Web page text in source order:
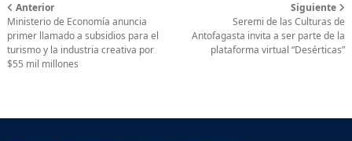
Anterior
Ministerio de Economía anuncia
primer llamado a subsidios para el
turismo y la industria creativa por
$55 mil millones
Siguiente
Seremi de las Culturas de
Antofagasta invita a ser parte de la
plataforma virtual “Desérticas”